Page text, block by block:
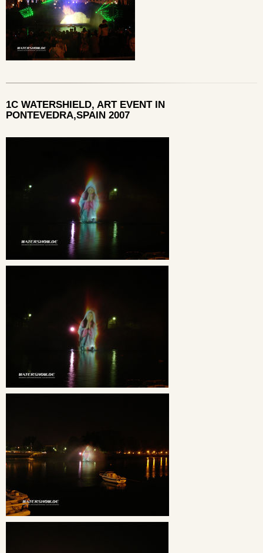
1C WATERSHIELD, ART EVENT IN
PONTEVEDRA,SPAIN 2007